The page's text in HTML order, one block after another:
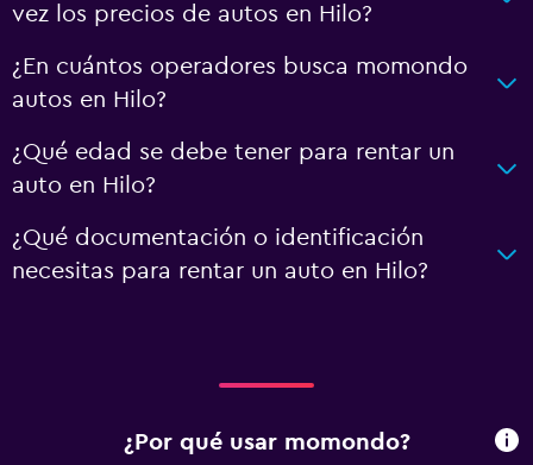
vez los precios de autos en Hilo?
¿En cuántos operadores busca momondo
autos en Hilo?
¿Qué edad se debe tener para rentar un
auto en Hilo?
¿Qué documentación o identificación
necesitas para rentar un auto en Hilo?
¿Por qué usar momondo?